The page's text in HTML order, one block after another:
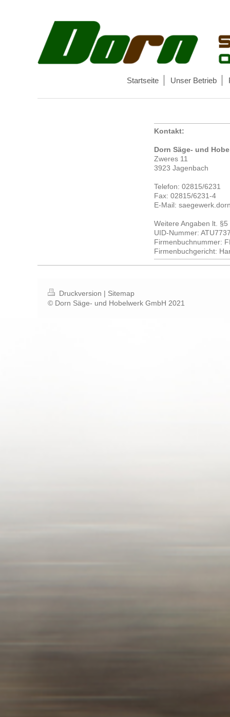
Startseite Unser Betrieb
Kontakt:
Dorn Säge- und
Zweres 11
3923 Jagenbach
Telefon: 02815/6231
Fax: 02815/6231-4
E-Mail:
Weitere Angaben lt.
UID-Nummer:
Firmenbuchnummer:
Firmenbuchgericht:
Druckversion | Sitemap
© Dorn Säge- und Hobelwerk GmbH 2021